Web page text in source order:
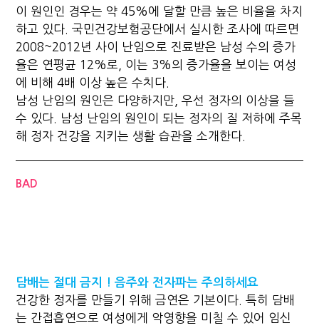
이 원인인 경우는 약 45%에 달할 만큼 높은 비율을 차지
하고 있다. 국민건강보험공단에서 실시한 조사에 따르면
2008~2012년 사이 난임으로 진료받은 남성 수의 증가
율은 연평균 12%로, 이는 3%의 증가율을 보이는 여성
에 비해 4배 이상 높은 수치다.
남성 난임의 원인은 다양하지만, 우선 정자의 이상을 들
수 있다. 남성 난임의 원인이 되는 정자의 질 저하에 주목
해 정자 건강을 지키는 생활 습관을 소개한다.
BAD
담배는 절대 금지 ! 음주와 전자파는 주의하세요
건강한 정자를 만들기 위해 금연은 기본이다. 특히 담배
는 간접흡연으로 여성에게 악영향을 미칠 수 있어 임신